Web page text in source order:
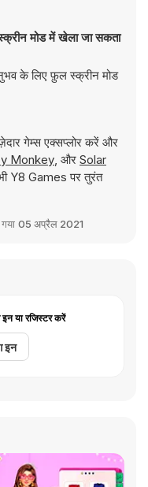
मोड में खेला जा सकता
के लिए फ़ुल स्क्रीन मोड
गेम्स एक्सप्लोर करें और
Monkey, और Solar
Y8 Games पर तुरंत
05 अप्रैल 2021
इन या रजिस्टर करें
इन